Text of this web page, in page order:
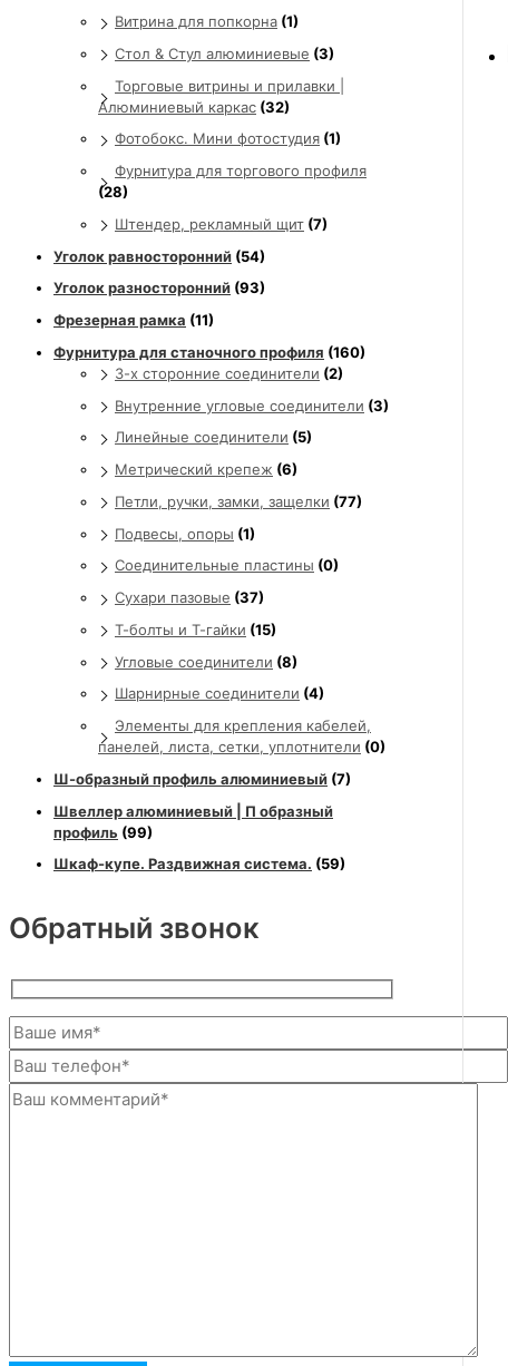
Витрина для попкорна (1)
Стол & Стул алюминиевые (3)
Торговые витрины и прилавки |
Алюминиевый каркас (32)
Фотобокс. Мини фотостудия (1)
Фурнитура для торгового профиля
(28)
Штендер, рекламный щит (7)
Уголок равносторонний (54)
Уголок разносторонний (93)
Фрезерная рамка (11)
Фурнитура для станочного профиля (160)
3-х сторонние соединители (2)
Внутренние угловые соединители (3)
Линейные соединители (5)
Метрический крепеж (6)
Петли, ручки, замки, защелки (77)
Подвесы, опоры (1)
Соединительные пластины (0)
Сухари пазовые (37)
Т-болты и Т-гайки (15)
Угловые соединители (8)
Шарнирные соединители (4)
Элементы для крепления кабелей,
панелей, листа, сетки, уплотнители (0)
Ш-образный профиль алюминиевый (7)
Швеллер алюминиевый | П образный
профиль (99)
Шкаф-купе. Раздвижная система. (59)
Обратный звонок